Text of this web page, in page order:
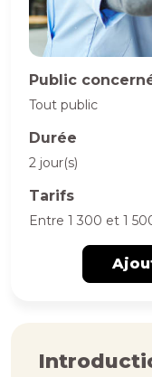
Public
Tout public
Durée
2 jour(s)
Tarifs
Entre 1 300 et 1